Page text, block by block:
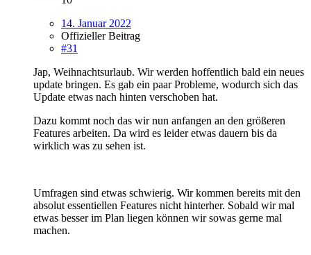
14. Januar 2022
Offizieller Beitrag
#31
Jap, Weihnachtsurlaub. Wir werden hoffentlich bald ein neues
update bringen. Es gab ein paar Probleme, wodurch sich das
Update etwas nach hinten verschoben hat.
Dazu kommt noch das wir nun anfangen an den größeren
Features arbeiten. Da wird es leider etwas dauern bis da
wirklich was zu sehen ist.
Umfragen sind etwas schwierig. Wir kommen bereits mit den
absolut essentiellen Features nicht hinterher. Sobald wir mal
etwas besser im Plan liegen können wir sowas gerne mal
machen.